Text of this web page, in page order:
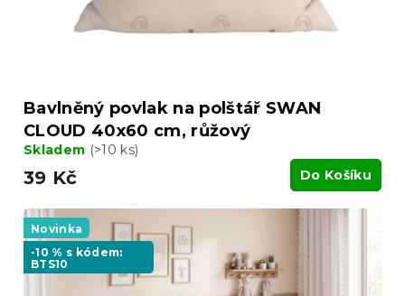
Bavlněný povlak na polštář SWAN
CLOUD 40x60 cm, růžový
Skladem (>10 ks)
39 Kč Do Košíku
Novinka
-10 % s kódem:
BTS10